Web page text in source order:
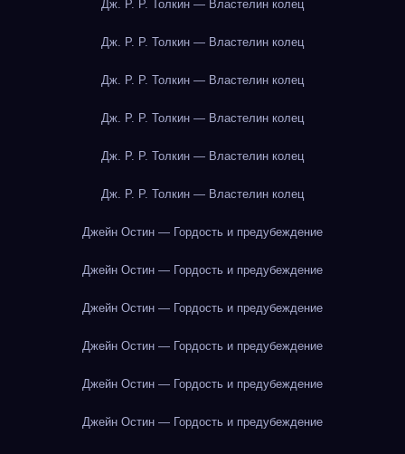
Дж. Р. Р. Толкин — Властелин колец
Дж. Р. Р. Толкин — Властелин колец
Дж. Р. Р. Толкин — Властелин колец
Дж. Р. Р. Толкин — Властелин колец
Дж. Р. Р. Толкин — Властелин колец
Дж. Р. Р. Толкин — Властелин колец
Джейн Остин — Гордость и предубеждение
Джейн Остин — Гордость и предубеждение
Джейн Остин — Гордость и предубеждение
Джейн Остин — Гордость и предубеждение
Джейн Остин — Гордость и предубеждение
Джейн Остин — Гордость и предубеждение